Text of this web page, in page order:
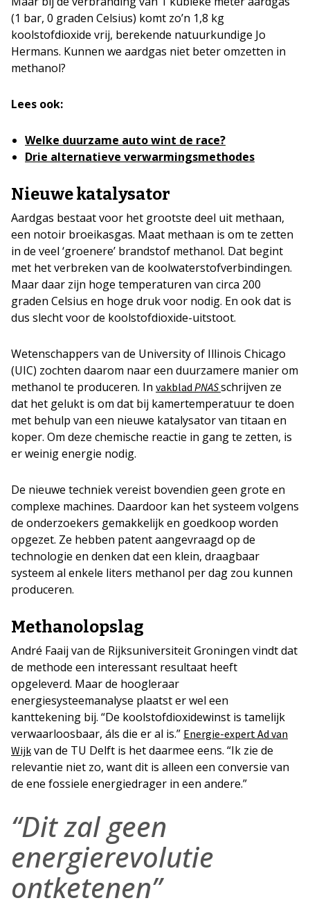
(1 bar, 0 graden Celsius) komt zo’n 1,8 kg
koolstofdioxide vrij, berekende natuurkundige Jo
Hermans. Kunnen we aardgas niet beter omzetten in
methanol?
Lees ook:
Welke duurzame auto wint de race?
Drie alternatieve verwarmingsmethodes
Nieuwe katalysator
Aardgas bestaat voor het grootste deel uit methaan,
een notoir broeikasgas. Maat methaan is om te zetten
in de veel ‘groenere’ brandstof methanol. Dat begint
met het verbreken van de koolwaterstofverbindingen.
Maar daar zijn hoge temperaturen van circa 200
graden Celsius en hoge druk voor nodig. En ook dat is
dus slecht voor de koolstofdioxide-uitstoot.
Wetenschappers van de University of Illinois Chicago
(UIC) zochten daarom naar een duurzamere manier om
methanol te produceren. In vakblad PNASschrijven ze
dat het gelukt is om dat bij kamertemperatuur te doen
met behulp van een nieuwe katalysator van titaan en
koper. Om deze chemische reactie in gang te zetten, is
er weinig energie nodig.
De nieuwe techniek vereist bovendien geen grote en
complexe machines. Daardoor kan het systeem volgens
de onderzoekers gemakkelijk en goedkoop worden
opgezet. Ze hebben patent aangevraagd op de
technologie en denken dat een klein, draagbaar
systeem al enkele liters methanol per dag zou kunnen
produceren.
Methanolopslag
André Faaij van de Rijksuniversiteit Groningen vindt dat
de methode een interessant resultaat heeft
opgeleverd. Maar de hoogleraar
energiesysteemanalyse plaatst er wel een
kanttekening bij. “De koolstofdioxidewinst is tamelijk
verwaarloosbaar, áls die er al is.” Energie-expert Ad van
Wijk van de TU Delft is het daarmee eens. “Ik zie de
relevantie niet zo, want dit is alleen een conversie van
de ene fossiele energiedrager in een andere.”
“Dit zal geen
energierevolutie
ontketenen”